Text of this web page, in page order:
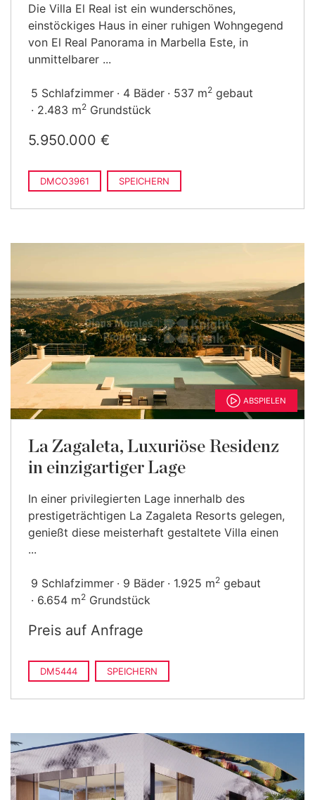
Die Villa El Real ist ein wunderschönes,
einstöckiges Haus in einer ruhigen Wohngegend
von El Real Panorama in Marbella Este, in
unmittelbarer ...
5 Schlafzimmer 4 Bäder 537 m2 gebaut
2.483 m2 Grundstück
5.950.000 €
DMCO3961 SPEICHERN
ABSPIELEN
La Zagaleta, Luxuriöse Residenz
in einzigartiger Lage
In einer privilegierten Lage innerhalb des
prestigeträchtigen La Zagaleta Resorts gelegen,
genießt diese meisterhaft gestaltete Villa einen
...
9 Schlafzimmer 9 Bäder 1.925 m2 gebaut
6.654 m2 Grundstück
Preis auf Anfrage
DM5444 SPEICHERN